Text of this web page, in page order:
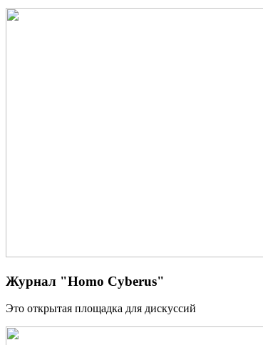
Журнал "Homo Cyberus"
Это открытая площадка для дискуссий